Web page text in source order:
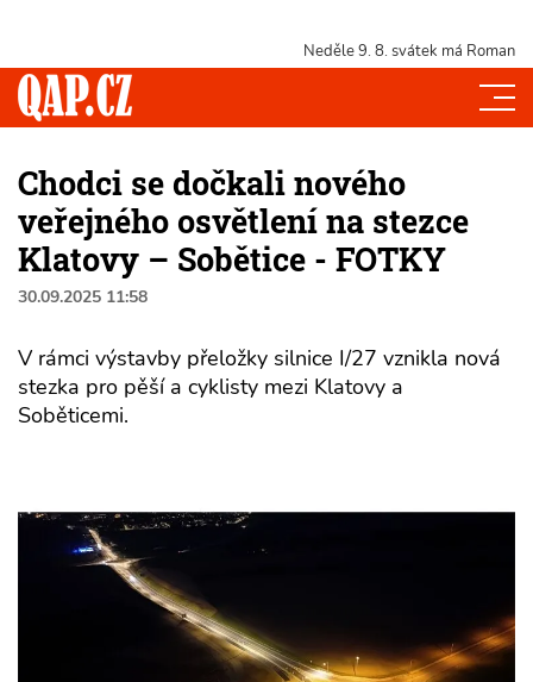
Neděle 9. 8. svátek má Roman
Chodci se dočkali nového
veřejného osvětlení na stezce
Klatovy – Sobětice - FOTKY
30.09.2025 11:58
V rámci výstavby přeložky silnice I/27 vznikla nová
stezka pro pěší a cyklisty mezi Klatovy a
Soběticemi.